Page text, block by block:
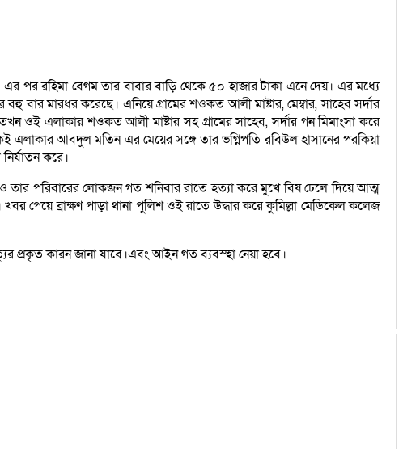
পর রহিমা বেগম তার বাবার বাড়ি থেকে ৫০ হাজার টাকা এনে দেয়। এর মধ্যে
মারধর করেছে। এনিয়ে গ্রামের শওকত আলী মাষ্টার, মেম্বার, সাহেব সর্দার
ওই এলাকার শওকত আলী মাষ্টার সহ গ্রামের সাহেব, সর্দার গন মিমাংসা করে
আবদুল মতিন এর মেয়ের সঙ্গে তার ভগ্নিপতি রবিউল হাসানের পরকিয়া
করে।
পরিবারের লোকজন গত শনিবার রাতে হত্যা করে মুখে বিষ ঢেলে দিয়ে আত্ম
পেয়ে ব্রাক্ষণ পাড়া থানা পুলিশ ওই রাতে উদ্ধার করে কুমিল্লা মেডিকেল কলেজ
প্রকৃত কারন জানা যাবে।এবং আইন গত ব্যবস্হা নেয়া হবে।